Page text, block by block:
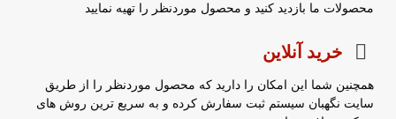
محصولات ما بازدید کنید و محصول موردنظر را تهیه نمایید
خرید آنلاین
همچنین شما این امکان را دارید که محصول موردنظر را از طریق
سایت نگهبان سیستم ثبت سفارش کرده و به سریع ترین روش های